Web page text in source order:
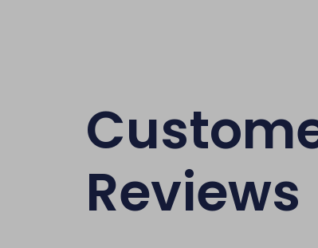
Reviews